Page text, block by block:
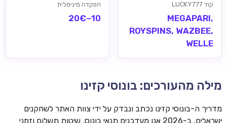
קוד LUCKY777
MEGAPARI,
ROYSPINS, WAZBEE,
WELLE
הפקדה מינימלית
10–20€
מילה מהעורכים: בונוסי קזינו
מדריך ה-בונוסי קזינו נכתב ונבדק על ידי צוות האתר לשחקנים
ישראלים. ב-2026 אנו מעדכנים תנאי בונוס, שיטות תשלום וזמני